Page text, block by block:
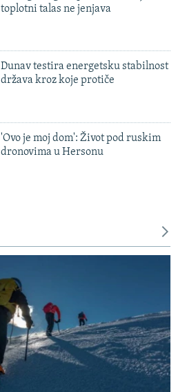
toplotni talas ne jenjava
Dunav testira energetsku stabilnost
država kroz koje protiče
'Ovo je moj dom': Život pod ruskim
dronovima u Hersonu